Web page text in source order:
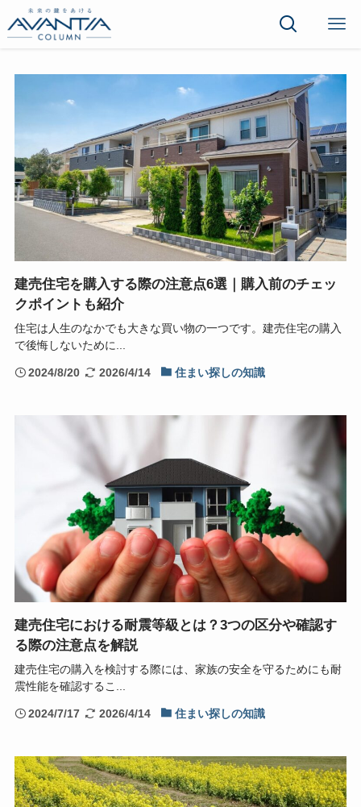
建売住宅を購入する際の注意点6選｜購入前のチェッ
クポイントも紹介
住宅は人生のなかでも大きな買い物の一つです。建売住宅の購入
で後悔しないために...
2024/8/20 2026/4/14 住まい探しの知識
建売住宅における耐震等級とは？3つの区分や確認す
る際の注意点を解説
建売住宅の購入を検討する際には、家族の安全を守るためにも耐
震性能を確認するこ...
2024/7/17 2026/4/14 住まい探しの知識